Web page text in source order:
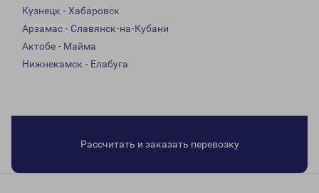
Кузнецк - Хабаровск
Арзамас - Славянск-на-Кубани
Актобе - Майма
Нижнекамск - Елабуга
Рассчитать и заказать перевозку